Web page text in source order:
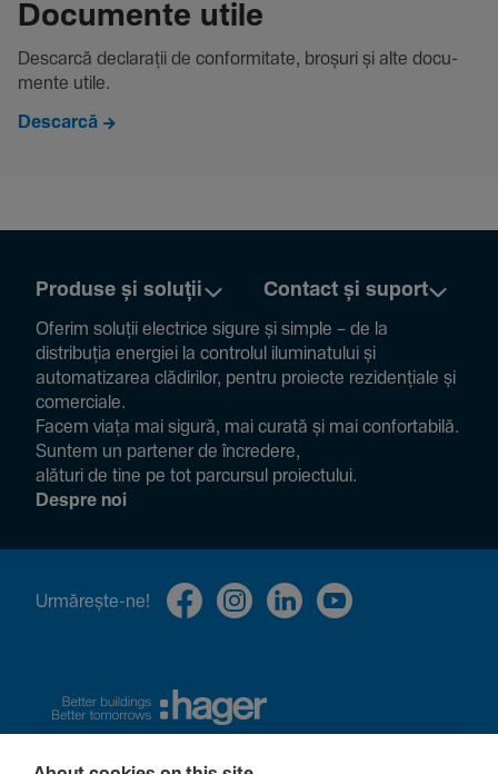
Docu­mente utile
Descarcă decla­rații de conformitate, broșuri și alte docu­
mente utile.
Descarcă
Produse și soluții Contact și suport
Oferim soluții electrice sigure și simple – de la
distribuția energiei la controlul ilumi­na­tului și
auto­ma­ti­zarea clădi­rilor, pentru proiecte rezi­den­țiale și
comer­ciale.
Facem viața mai sigură, mai curată și mai confor­ta­bilă.
Suntem un partener de încre­dere,
alături de tine pe tot parcursul proiec­tului.
Despre noi
Urmă­rește-ne!